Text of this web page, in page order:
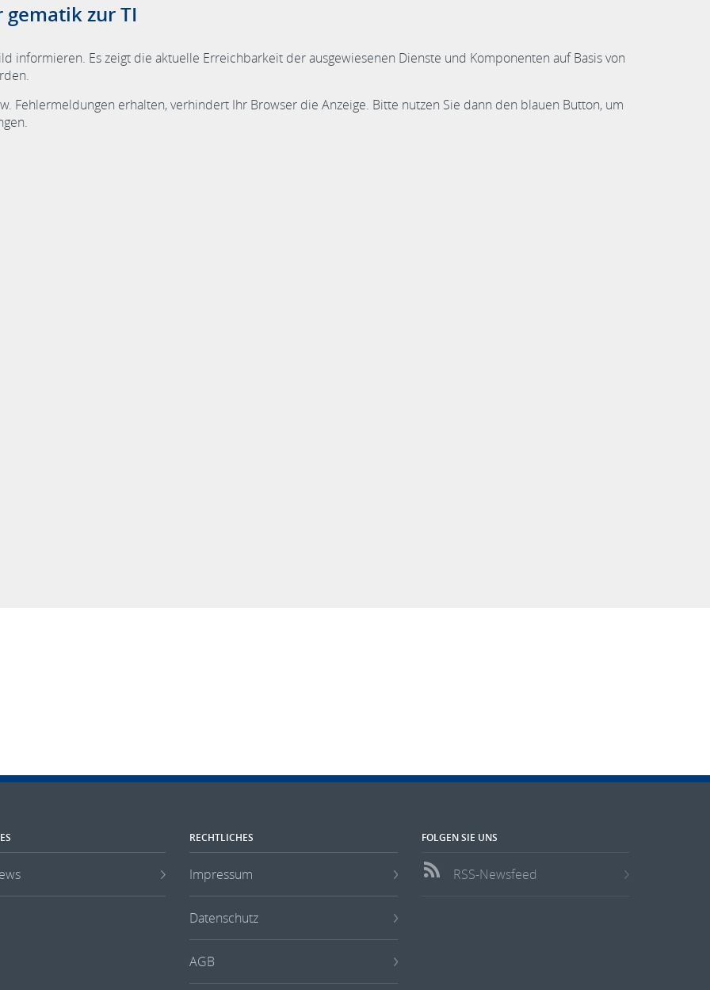
zur TI
informieren. Es zeigt die aktuelle Erreichbarkeit der ausgewiesenen Dienste und Komponenten auf Basis von
Fehlermeldungen erhalten, verhindert Ihr Browser die Anzeige. Bitte nutzen Sie dann den blauen Button, um
RECHTLICHES
Impressum
Datenschutz
AGB
FOLGEN SIE UNS
RSS-Newsfeed